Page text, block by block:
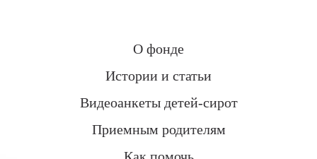
О фонде
Истории и статьи
Видеоанкеты детей-сирот
Приемным родителям